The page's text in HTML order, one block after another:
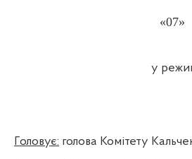
«07»
у
Головує: голова Комітету